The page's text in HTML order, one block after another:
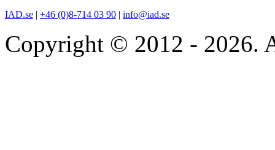
IAD.se | +46 (0)8-714 03 90 | info@iad.se
Copyright © 2012 - 2026.